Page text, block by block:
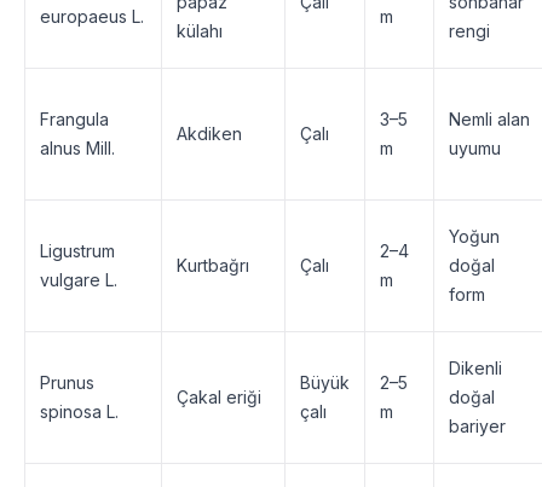
europaeus L.
külahı
m
rengi
Frangula
alnus Mill.
Akdiken Çalı
3–5
m
Nemli alan
uyumu
Ligustrum
vulgare L.
Kurtbağrı Çalı
2–4
m
Yoğun
doğal
form
Prunus
spinosa L.
Çakal eriği
Büyük
çalı
2–5
m
Dikenli
doğal
bariyer